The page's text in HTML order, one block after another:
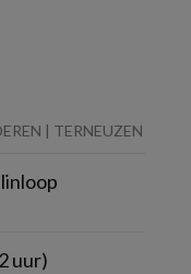
| TERNEUZEN
uur)